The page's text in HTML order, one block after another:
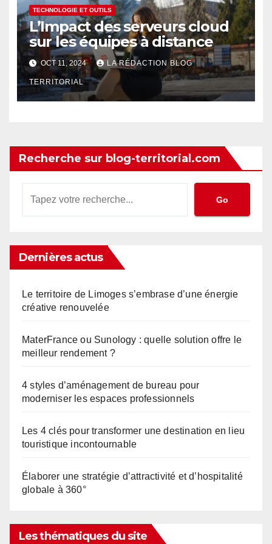
TECHNOLOGIE ET OUTILS
L’Impact des serveurs cloud
sur les équipes à distance
OCT 11, 2024 LA RÉDACTION BLOG
TERRITORIAL
Recherche sur blog-territorial.com
Go
Dernières actus
Le territoire de Limoges s’embrase d’une énergie
créative renouvelée
MaterFrance ou Sunology : quelle solution offre le
meilleur rendement ?
4 styles d’aménagement de bureau pour
moderniser les espaces professionnels
Les 4 clés pour transformer une destination en lieu
touristique incontournable
Élaborer une stratégie d’attractivité et d’hospitalité
globale à 360°
Les thématiques du site